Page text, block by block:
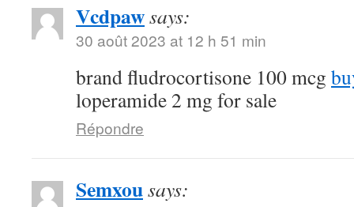
Vcdpawsays:
30 août 2023 at 12 h 51 min
brand fludrocortisone 100 mcg
loperamide 2 mg for sale
Répondre
Semxousays: